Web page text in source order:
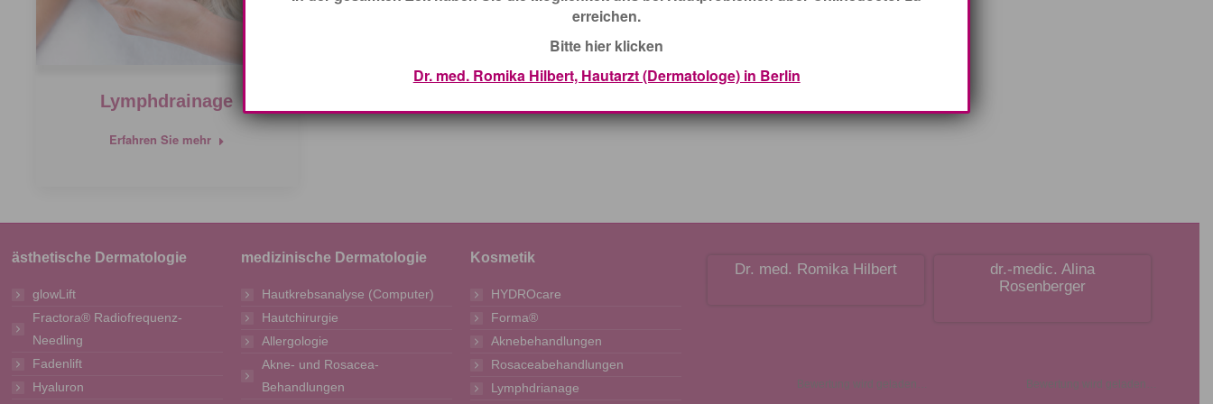
Lymphdrainage
Erfahren Sie mehr
ästhetische Dermatologie
glowLift
Fractora® Radiofrequenz-
Needling
Fadenlift
Hyaluron
medizinische Dermatologie
Hautkrebsanalyse (Computer)
Hautchirurgie
Allergologie
Akne- und Rosacea-
Behandlungen
Kosmetik
HYDROcare
Forma®
Aknebehandlungen
Rosaceabehandlungen
Lymphdrianage
Dr. med. Romika Hilbert
Bewertung wird geladen…
dr.-medic. Alina
Rosenberger
Bewertung wird geladen…
erreichen.
Bitte hier klicken
Dr. med. Romika Hilbert, Hautarzt (Dermatologe) in Berlin